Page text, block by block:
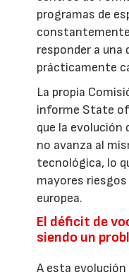
programas de
responder a una
prácticamente
La propia
informe State
que la evolución
no avanza al
tecnológica, lo
mayores
europea.
El déficit de
siendo un
A esta evolución